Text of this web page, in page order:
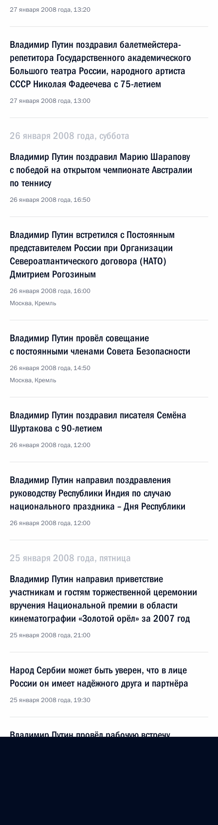
27 января 2008 года, 13:20
Владимир Путин поздравил балетмейстера-
репетитора Государственного академического
Большого театра России, народного артиста
СССР Николая Фадеечева с 75-летием
27 января 2008 года, 13:00
26 января 2008 года, суббота
Владимир Путин поздравил Марию Шарапову
с победой на открытом чемпионате Австралии
по теннису
26 января 2008 года, 16:50
Владимир Путин встретился с Постоянным
представителем России при Организации
Североатлантического договора (НАТО)
Дмитрием Рогозиным
26 января 2008 года, 16:00
Москва, Кремль
Владимир Путин провёл совещание
с постоянными членами Совета Безопасности
26 января 2008 года, 14:50
Москва, Кремль
Владимир Путин поздравил писателя Семёна
Шуртакова с 90-летием
26 января 2008 года, 12:00
Владимир Путин направил поздравления
руководству Республики Индия по случаю
национального праздника – Дня Республики
26 января 2008 года, 12:00
25 января 2008 года, пятница
Владимир Путин направил приветствие
участникам и гостям торжественной церемонии
вручения Национальной премии в области
кинематографии «Золотой орёл» за 2007 год
25 января 2008 года, 21:00
Народ Сербии может быть уверен, что в лице
России он имеет надёжного друга и партнёра
25 января 2008 года, 19:30
Владимир Путин провёл рабочую встречу